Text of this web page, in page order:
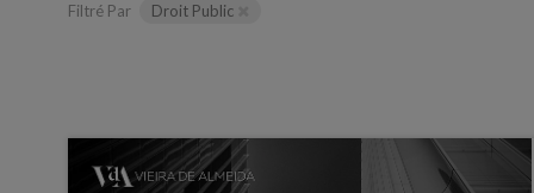
Filtré Par Droit Public